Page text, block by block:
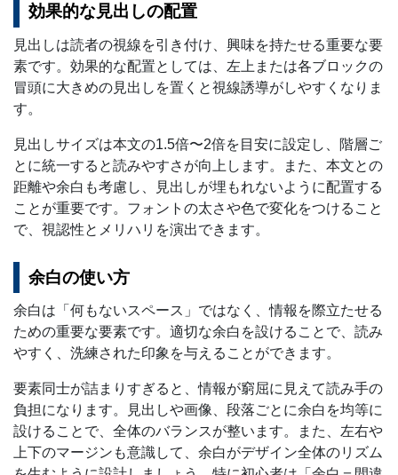
効果的な見出しの配置
見出しは読者の視線を引き付け、興味を持たせる重要な要
素です。効果的な配置としては、左上または各ブロックの
冒頭に大きめの見出しを置くと視線誘導がしやすくなりま
す。
見出しサイズは本文の1.5倍〜2倍を目安に設定し、階層ご
とに統一すると読みやすさが向上します。また、本文との
距離や余白も考慮し、見出しが埋もれないように配置する
ことが重要です。フォントの太さや色で変化をつけること
で、視認性とメリハリを演出できます。
余白の使い方
余白は「何もないスペース」ではなく、情報を際立たせる
ための重要な要素です。適切な余白を設けることで、読み
やすく、洗練された印象を与えることができます。
要素同士が詰まりすぎると、情報が窮屈に見えて読み手の
負担になります。見出しや画像、段落ごとに余白を均等に
設けることで、全体のバランスが整います。また、左右や
上下のマージンも意識して、余白がデザイン全体のリズム